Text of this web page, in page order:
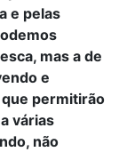
e pelas
mas a de
e
permitirão
várias
não